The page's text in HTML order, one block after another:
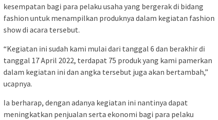
kesempatan bagi para pelaku usaha yang bergerak di bidang
fashion untuk menampilkan produknya dalam kegiatan fashion
show di acara tersebut.
“Kegiatan ini sudah kami mulai dari tanggal 6 dan berakhir di
tanggal 17 April 2022, terdapat 75 produk yang kami pamerkan
dalam kegiatan ini dan angka tersebut juga akan bertambah,”
ucapnya.
Ia berharap, dengan adanya kegiatan ini nantinya dapat
meningkatkan penjualan serta ekonomi bagi para pelaku